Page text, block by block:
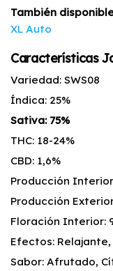
También
XL Auto
Características
Variedad: SWS08
Índica: 25%
Sativa: 75%
THC: 18-24%
CBD: 1,6%
Producción
Producción
Floración Interior:
Efectos:
Sabor: Afrutado,